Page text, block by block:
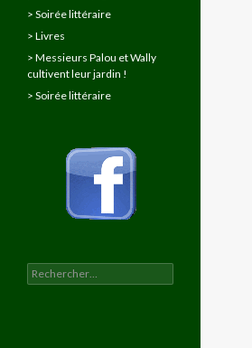
> Soirée littéraire
> Livres
> Messieurs Palou et Wally
cultivent leur jardin !
> Soirée littéraire
Rechercher :